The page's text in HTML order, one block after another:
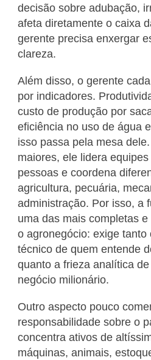
decisão sobre adubação,
afeta diretamente o caixa
gerente precisa enxergar
clareza.
Além disso, o gerente
por indicadores.
custo de produção por
eficiência no uso de água
isso passa pela mesa
maiores, ele lidera
pessoas e coordena
agricultura, pecuária,
administração. Por isso, a
uma das mais completas
o agronegócio: exige tanto
técnico de quem entende
quanto a frieza analítica
negócio milionário.
Outro aspecto pouco
responsabilidade sobre o
concentra ativos de
máquinas, animais,